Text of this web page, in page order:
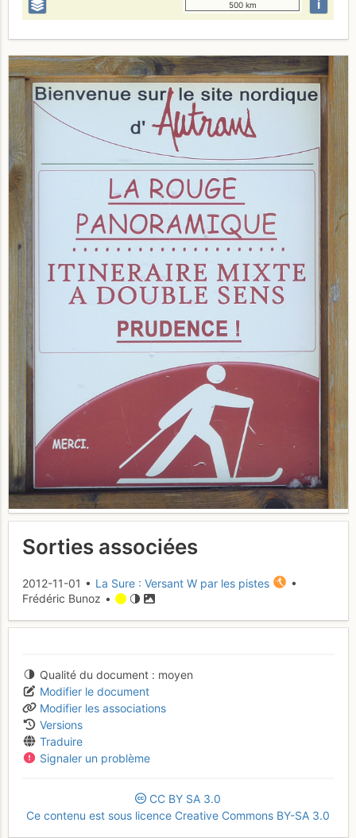
500 km i
Sorties associées
2012-11-01 • La Sure : Versant W par les pistes
•
Frédéric Bunoz •
Qualité du document
moyen
Modifier le document
Modifier les associations
Versions
Traduire
Signaler un problème
CC BY SA 3.0
Ce contenu est sous licence Creative Commons BY-SA 3.0